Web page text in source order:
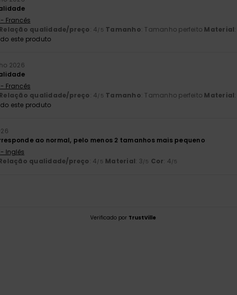
Francês
Relação qualidade/preço: 4/5 Tamanho: Tamanho perfeito Material
este produto
2026
Francês
Relação qualidade/preço: 4/5 Tamanho: Tamanho perfeito Material
este produto
ao normal, pelo menos 2 tamanhos mais pequeno
Inglês
qualidade/preço: 4/5 Material: 3/5 Cor: 4/5
Verificado por TrustVille